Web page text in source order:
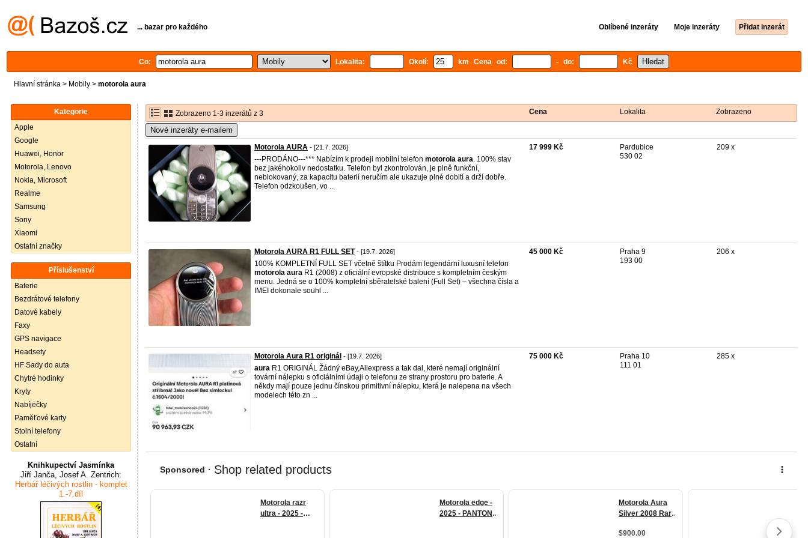
... bazar pro každého Oblíbené inzeráty Moje inzeráty Přidat inzerát
Co: Lokalita: Okolí: km Cena od: - do: Kč
Hlavní stránka > Mobily > motorola aura
Kategorie
Apple
Google
Huawei, Honor
Motorola, Lenovo
Nokia, Microsoft
Realme
Samsung
Sony
Xiaomi
Ostatní značky
Příslušenství
Baterie
Bezdrátové telefony
Datové kabely
Faxy
GPS navigace
Headsety
HF Sady do auta
Chytré hodinky
Kryty
Nabíječky
Paměťové karty
Stolní telefony
Ostatní
Knihkupectví Jasmínka
Jiří Janča, Josef A. Zentrich:
Herbář léčivých rostlin - komplet
1.-7.díl
Zobrazeno 1-3 inzerátů z 3 Cena Lokalita Zobrazeno
Nové inzeráty e-mailem
Motorola AURA - [21.7. 2026]
---PRODÁNO---*** Nabízím k prodeji mobilní telefon motorola aura. 100% stav
bez jakéhokoliv nedostatku. Telefon byl zkontrolován, je plně funkční,
neblokovaný, za kapacitu baterií neručím ale ukazuje plné dobití a drží dobře.
Telefon odzkoušen, vo ...
17 999 Kč
Pardubice
530 02
209 x
Motorola AURA R1 FULL SET- [19.7. 2026]
100% KOMPLETNÍ FULL SET včetně štítku Prodám legendární luxusní telefon
motorola aura R1 (2008) z oficiální evropské distribuce s kompletním českým
menu. Jedná se o 100% kompletní sběratelské balení (Full Set) – všechna čísla a
IMEI dokonale souhl ...
45 000 Kč
Praha 9
193 00
206 x
Motorola Aura R1 originál - [19.7. 2026]
aura R1 ORIGINÁL Žádný eBay,Aliexpress a tak dal, které nemají originální
tovární nálepku s oficiálními údaji o telefonu ze strany prostoru pro baterie. A
někdy mají pouze jednu čínskou primitivní nálepku, která je nalepena na všech
modelech této zn ...
75 000 Kč
Praha 10
111 01
285 x